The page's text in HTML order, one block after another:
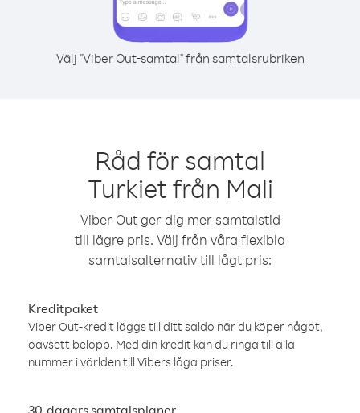
Välj "Viber Out-samtal" från samtalsrubriken
Råd för samtal
Turkiet från Mali
Viber Out ger dig mer samtalstid
till lägre pris. Välj från våra flexibla
samtalsalternativ till lågt pris:
Kreditpaket
Viber Out-kredit läggs till ditt saldo när du köper något,
oavsett belopp. Med din kredit kan du ringa till alla
nummer i världen till Vibers låga priser.
30-dagars samtalsplaner